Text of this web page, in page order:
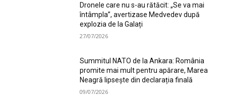
Dronele care nu s-au rătăcit: „Se va mai
întâmpla”, avertizase Medvedev după
explozia de la Galați
27/07/2026
Summitul NATO de la Ankara: România
promite mai mult pentru apărare, Marea
Neagră lipsește din declarația finală
09/07/2026